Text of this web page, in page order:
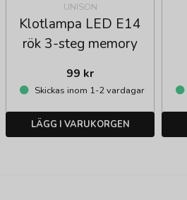
UNISON
Klotlampa LED E14
rök 3-steg memory
99 kr
Skickas inom 1-2 vardagar
LÄGG I VARUKORGEN